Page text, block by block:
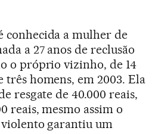
conhecida a mulher de
a 27 anos de reclusão
o próprio vizinho, de 14
três homens, em 2003. Ela
resgate de 40.000 reais,
reais, mesmo assim o
garantiu um